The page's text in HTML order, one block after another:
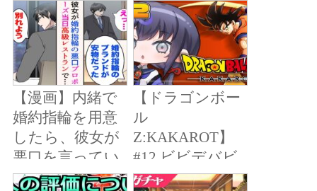
まい…！？
直まとめ！シン
ボリルドルフ/メ
ジロアルダン 正
月新ガチャ評価
【ウマ娘プリテ
ィーダービー 新
シナリオ/アニバ
サポカガチャ 無
料10連
潜ってみた結
果・・・【スマ
ブラSP】
【漫画】内緒で
婚約指輪を用意
したら、彼女が
悪口を言ってい
た「指輪のブラ
【ドラゴンボー
ル
Z:KAKAROT】
#12 ビビデバビ
デブウで悪夢の